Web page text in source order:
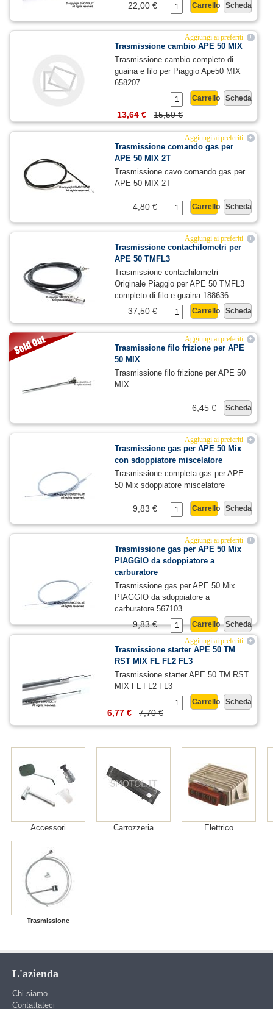
Scheda
Carrello
22,00 €
+
Aggiungi ai preferiti
Trasmissione cambio APE 50 MIX
Trasmissione cambio completo di
guaina e filo per Piaggio Ape50 MIX
658207
Scheda
Carrello
15,50 €
13,64 €
+
Aggiungi ai preferiti
Trasmissione comando gas per
APE 50 MIX 2T
Trasmissione cavo comando gas per
APE 50 MIX 2T
Scheda
Carrello
4,80 €
+
Aggiungi ai preferiti
Trasmissione contachilometri per
APE 50 TMFL3
Trasmissione contachilometri
Originale Piaggio per APE 50 TMFL3
completo di filo e guaina 188636
Scheda
Carrello
37,50 €
+
Aggiungi ai preferiti
Trasmissione filo frizione per APE
50 MIX
Trasmissione filo frizione per APE 50
MIX
Scheda
6,45 €
+
Aggiungi ai preferiti
Trasmissione gas per APE 50 Mix
con sdoppiatore miscelatore
Trasmissione completa gas per APE
50 Mix sdoppiatore miscelatore
Scheda
Carrello
9,83 €
+
Aggiungi ai preferiti
Trasmissione gas per APE 50 Mix
PIAGGIO da sdoppiatore a
carburatore
Trasmissione gas per APE 50 Mix
PIAGGIO da sdoppiatore a
carburatore 567103
Scheda
Carrello
9,83 €
+
Aggiungi ai preferiti
Trasmissione starter APE 50 TM
RST MIX FL FL2 FL3
Trasmissione starter APE 50 TM RST
MIX FL FL2 FL3
Scheda
Carrello
7,70 €
6,77 €
Accessori Carrozzeria Elettrico
Trasmissione
L'azienda
Chi siamo
Contattateci